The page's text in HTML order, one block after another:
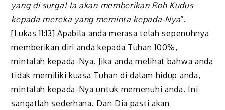
yang di surga! Ia akan memberikan Roh Kudus
kepada mereka yang meminta kepada-Nya“.
[Lukas 11:13] Apabila anda merasa telah sepenuhnya
memberikan diri anda kepada Tuhan 100%,
mintalah kepada-Nya. Jika anda melihat bahwa anda
tidak memiliki kuasa Tuhan di dalam hidup anda,
mintalah kepada-Nya untuk memenuhi anda. Ini
sangatlah sederhana. Dan Dia pasti akan